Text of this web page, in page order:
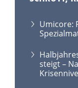
Umicore:
steigt –